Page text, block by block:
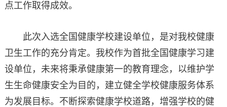
点工作取得成效。
此次入选全国健康学校建设单位，是对我校健康
卫生工作的充分肯定。我校作为首批全国健康学习建
设单位，未来将秉承健康第一的教育理念，以维护学
生生命健康安全为目的，建立健全学校健康服务体系
为发展目标。不断探索健康学校道路，增强学校的健